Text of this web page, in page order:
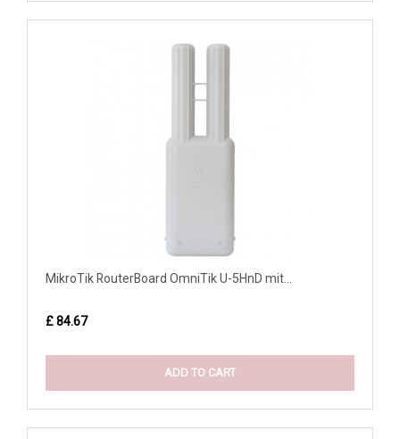
MikroTik RouterBoard OmniTik U-5HnD mit...
£ 84.67
ADD TO CART